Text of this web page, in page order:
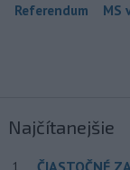
Referendum MS
Najčítanejšie
1